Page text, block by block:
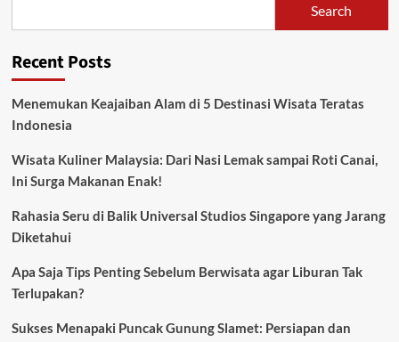
Search
Recent Posts
Menemukan Keajaiban Alam di 5 Destinasi Wisata Teratas
Indonesia
Wisata Kuliner Malaysia: Dari Nasi Lemak sampai Roti Canai,
Ini Surga Makanan Enak!
Rahasia Seru di Balik Universal Studios Singapore yang Jarang
Diketahui
Apa Saja Tips Penting Sebelum Berwisata agar Liburan Tak
Terlupakan?
Sukses Menapaki Puncak Gunung Slamet: Persiapan dan